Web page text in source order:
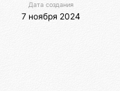
Дата создания
7 ноября 2024